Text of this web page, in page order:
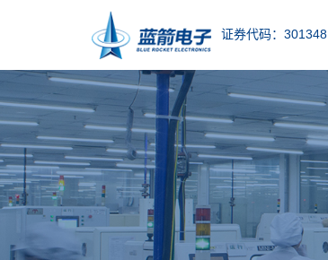
证券代码：301348